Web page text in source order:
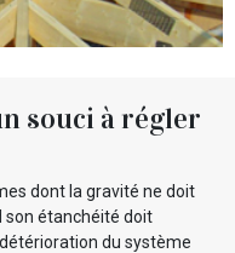
souci à régler
dont la gravité ne doit
son étanchéité doit
du système